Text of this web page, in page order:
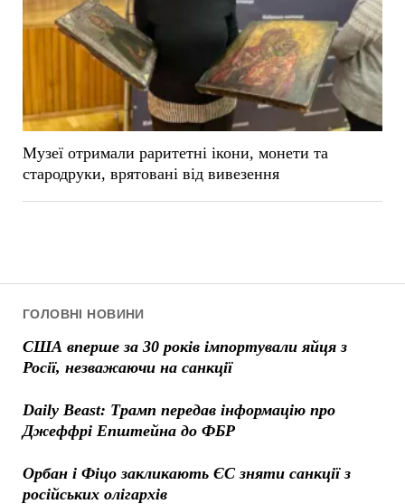
ГОЛОВНІ НОВИНИ
США вперше за 30 років імпортували яйця з
Росії, незважаючи на санкції
Daily Beast: Трамп передав інформацію про
Джеффрі Епштейна до ФБР
Орбан і Фіцо закликають ЄС зняти санкції з
російських олігархів
Музеї отримали раритетні ікони, монети та
стародруки, врятовані від вивезення